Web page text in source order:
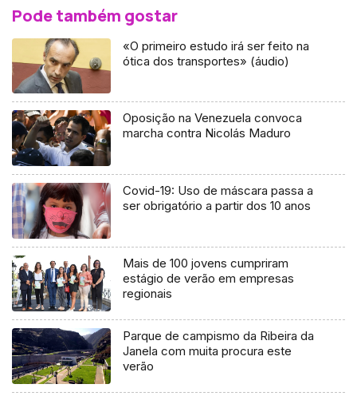
Pode também gostar
«O primeiro estudo irá ser feito na
ótica dos transportes» (áudio)
Oposição na Venezuela convoca
marcha contra Nicolás Maduro
Covid-19: Uso de máscara passa a
ser obrigatório a partir dos 10 anos
Mais de 100 jovens cumpriram
estágio de verão em empresas
regionais
Parque de campismo da Ribeira da
Janela com muita procura este
verão